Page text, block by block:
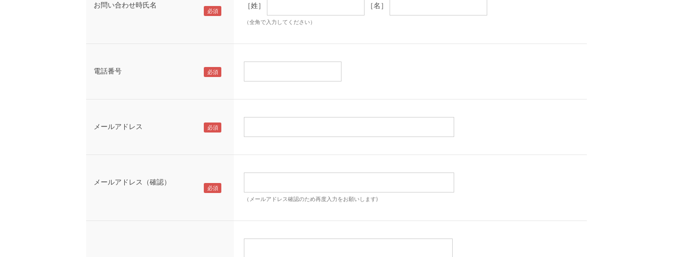
お問い合わせ時氏名 ［姓］ ［名］
（全角で入力してください）
電話番号
メールアドレス
メールアドレス（確認）
（メールアドレス確認のため再度入力をお願いします)